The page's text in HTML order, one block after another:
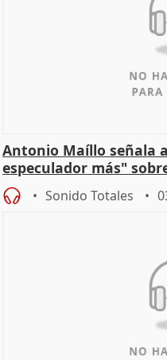
Antonio Maíllo señala
especulador más"
Becerril
Sonido Totales